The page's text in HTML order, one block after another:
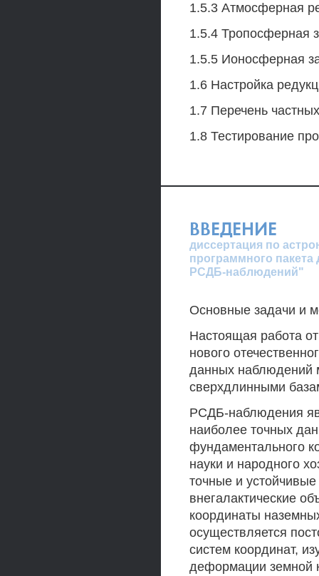
1.5.3 Атмосферная
1.5.4 Тропосферная
1.5.5 Ионосферная
1.6 Настройка
1.7 Перечень
1.8 Тестирование
ВВЕДЕНИЕ
диссертация по
программного пакета
РСДБ-наблюдений"
Основные задачи и
Настоящая работа
нового
данных наблюдений
сверхдлинными
РСДБ-наблюдения
наиболее точных
фундаментального
науки и народного
точные и
внегалактические
координаты
осуществляется
систем координат,
деформации земной